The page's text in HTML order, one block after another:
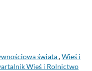
świata,Wieś i
Wieś i Rolnictwo